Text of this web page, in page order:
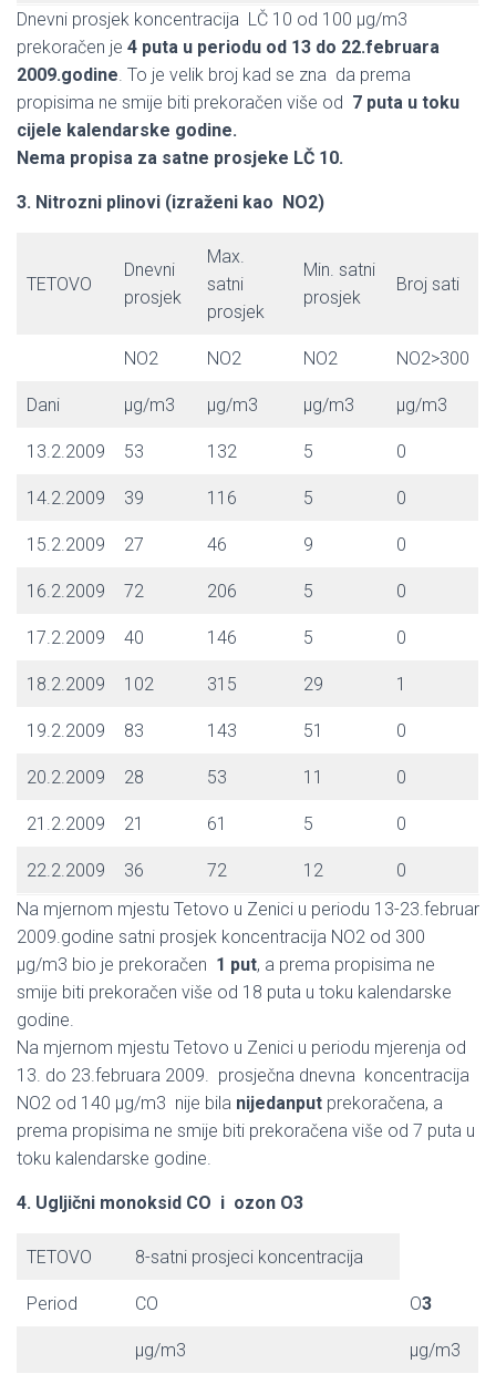
Dnevni prosjek koncentracija LČ 10 od 100 μg/m3
prekoračen je 4 puta u periodu od 13 do 22.februara
2009.godine. To je velik broj kad se zna da prema
propisima ne smije biti prekoračen više od 7 puta u toku
cijele kalendarske godine.
Nema propisa za satne prosjeke LČ 10.
3. Nitrozni plinovi (izraženi kao NO2)
TETOVO
Dnevni
prosjek
Max.
satni
prosjek
Min. satni
prosjek
Broj sati
NO2 NO2 NO2 NO2>300
Dani μg/m3 μg/m3 μg/m3 μg/m3
13.2.2009 53 132 5 0
14.2.2009 39 116 5 0
15.2.2009 27 46 9 0
16.2.2009 72 206 5 0
17.2.2009 40 146 5 0
18.2.2009 102 315 29 1
19.2.2009 83 143 51 0
20.2.2009 28 53 11 0
21.2.2009 21 61 5 0
22.2.2009 36 72 12
0
Na mjernom mjestu Tetovo u Zenici u periodu 13-23.februar
2009.godine satni prosjek koncentracija NO2 od 300
μg/m3 bio je prekoračen 1 put, a prema propisima ne
smije biti prekoračen više od 18 puta u toku kalendarske
godine.
Na mjernom mjestu Tetovo u Zenici u periodu mjerenja od
13. do 23.februara 2009. prosječna dnevna koncentracija
NO2 od 140 μg/m3 nije bila nijedanput prekoračena, a
prema propisima ne smije biti prekoračena više od 7 puta u
toku kalendarske godine.
4. Ugljični monoksid CO i ozon O3
TETOVO 8-satni prosjeci koncentracija
Period CO O3
μg/m3 μg/m3